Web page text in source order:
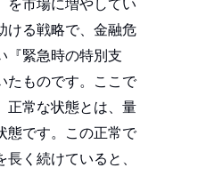
を市場に増やしてい
ける戦略で、金融危
『緊急時の特別支
たものです。ここで
正常な状態とは、量
態です。この正常で
く続けていると、